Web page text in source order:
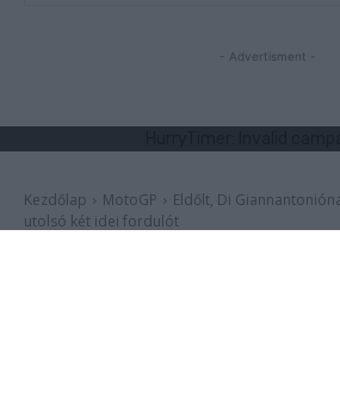
- Advertisment -